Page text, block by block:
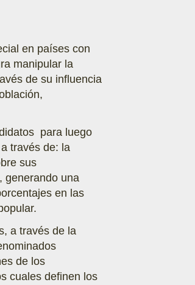
en países con
manipular la
de su influencia
para luego
través de: la
sus
generando una
en las
a través de la
de los
cuales definen los